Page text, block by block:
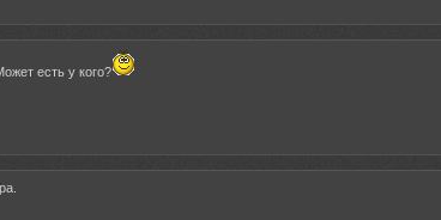
есть у кого?